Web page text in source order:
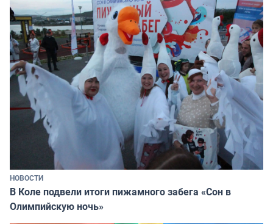
НОВОСТИ
В Коле подвели итоги пижамного забега «Сон в
Олимпийскую ночь»